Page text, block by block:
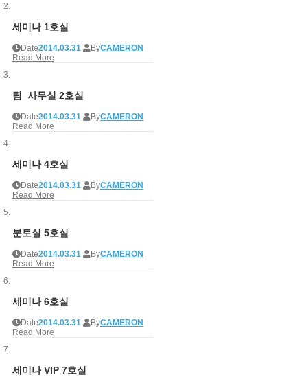
세미나 1호실
Date2014.03.31 ByCAMERON
Read More
팀_사무실 2호실
Date2014.03.31 ByCAMERON
Read More
세미나 4호실
Date2014.03.31 ByCAMERON
Read More
분토실 5호실
Date2014.03.31 ByCAMERON
Read More
세미나 6호실
Date2014.03.31 ByCAMERON
Read More
세미나 VIP 7호실